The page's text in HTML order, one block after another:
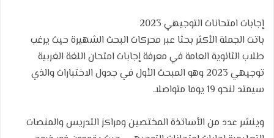
إجابات امتحانات التوجيهي 2023
باتت الجملة الأكثر بحثا عبر محركات البحث الشهيرة حيث يرغب
طلاب الثانوية العامة في معرفة إجابات امتحان اللغة الغربية
توجيهي 2023 وهو المبحث الأول في جدول الاختبارات والذي
سيمتد لنحو 19 يوما متواصلا.
وينشر عدد من الأساتذة المختصين ومراكز التدريس والمنصات